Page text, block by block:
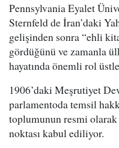
Pennsylvania Eyalet
Sternfeld de İran’daki
gelişinden sonra “ehli
gördüğünü ve zamanla
hayatında önemli rol
1906’daki Meşrutiyet
parlamentoda temsil
toplumunun resmi olarak
noktası kabul ediliyor.